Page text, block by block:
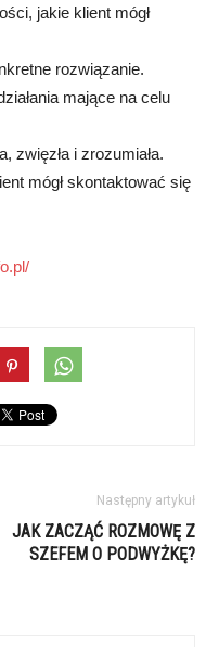
jakie klient mógł
rozwiązanie.
mające na celu
zwięzła i zrozumiała.
mógł skontaktować się
Następny artykuł
JAK ZACZĄĆ ROZMOWĘ Z
SZEFEM O PODWYŻKĘ?